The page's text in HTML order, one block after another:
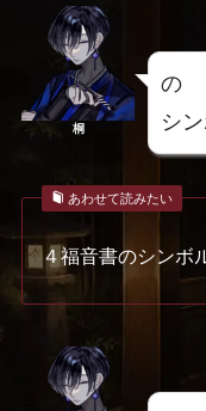
桐
の
シ
あわせて読みたい
４福音書のシンボ